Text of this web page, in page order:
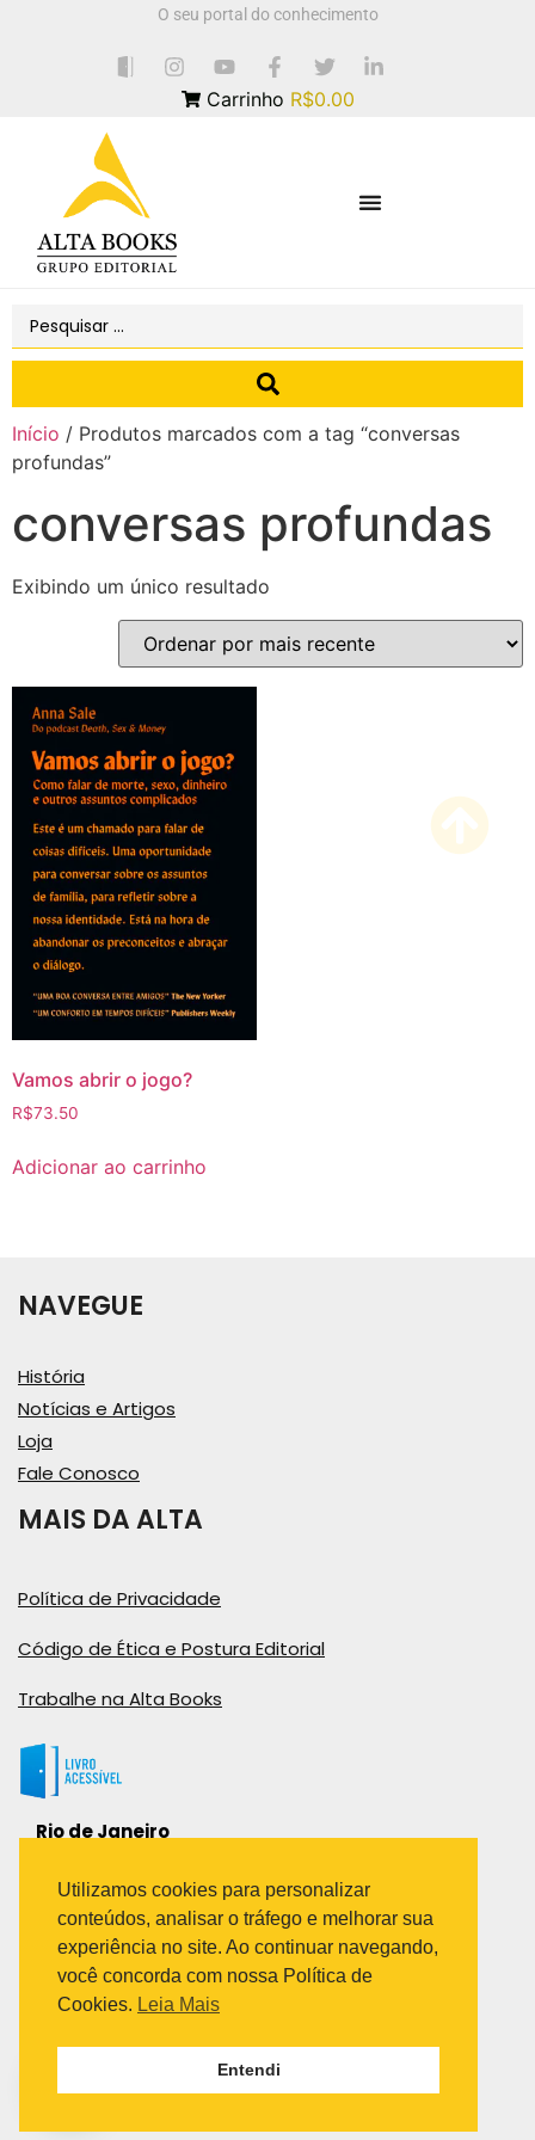
O seu portal do conhecimento
Carrinho R$0.00
Início / Produtos marcados com a tag “conversas
profundas”
conversas profundas
Exibindo um único resultado
Vamos abrir o jogo?
R$73.50
Adicionar ao carrinho
NAVEGUE
História
Notícias e Artigos
Loja
Fale Conosco
MAIS DA ALTA
Política de Privacidade
Código de Ética e Postura Editorial
Trabalhe na Alta Books
Rio de Janeiro
Bairro Industrial do Jacaré
Rio de Janeiro – RJ – CEP: 20970-031
Telefone:
(21) 3278-8069
(21) 3995-7512
Avenida Paulista 1636 / sala 1407
Utilizamos cookies para personalizar
conteúdos, analisar o tráfego e melhorar sua
experiência no site. Ao continuar navegando,
você concorda com nossa Política de
Cookies. Leia Mais
Entendi